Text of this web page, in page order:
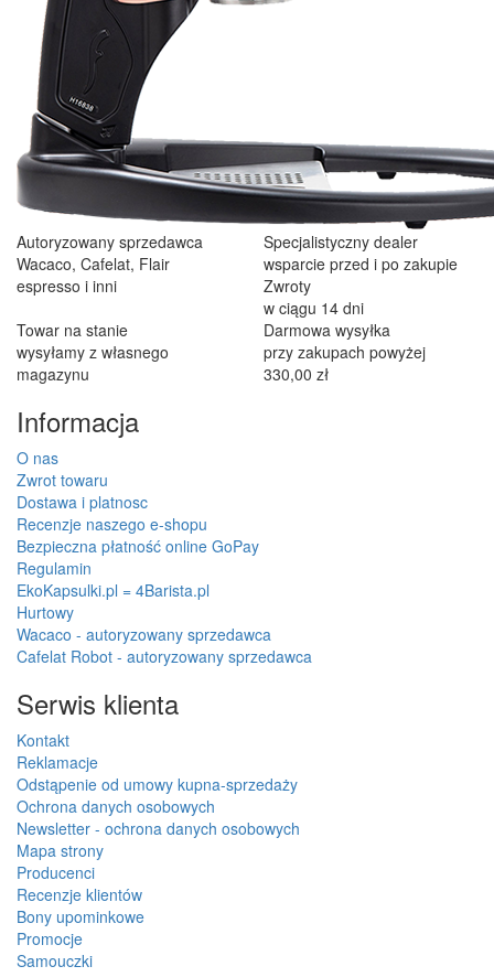
Autoryzowany sprzedawca
Wacaco, Cafelat, Flair
espresso i inni
Specjalistyczny dealer
wsparcie przed i po zakupie
Zwroty
w ciągu 14 dni
Towar na stanie
wysyłamy z własnego
magazynu
Darmowa wysyłka
przy zakupach powyżej
330,00 zł
Informacja
O nas
Zwrot towaru
Dostawa i platnosc
Recenzje naszego e-shopu
Bezpieczna płatność online GoPay
Regulamin
EkoKapsulki.pl = 4Barista.pl
Hurtowy
Wacaco - autoryzowany sprzedawca
Cafelat Robot - autoryzowany sprzedawca
Serwis klienta
Kontakt
Reklamacje
Odstąpenie od umowy kupna-sprzedaży
Ochrona danych osobowych
Newsletter - ochrona danych osobowych
Mapa strony
Producenci
Recenzje klientów
Bony upominkowe
Promocje
Samouczki